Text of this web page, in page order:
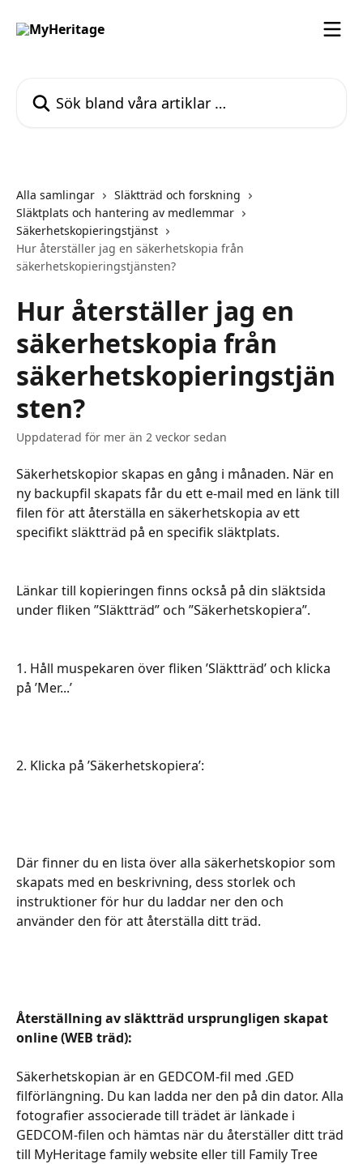
Alla samlingar
Släktträd och forskning
Släktplats och hantering av medlemmar
Säkerhetskopieringstjänst
Hur återställer jag en säkerhetskopia från
säkerhetskopieringstjänsten?
Hur återställer jag en
säkerhetskopia från
säkerhetskopieringstjän
sten?
Uppdaterad för mer än 2 veckor sedan
Säkerhetskopior skapas en gång i månaden. När en
ny backupfil skapats får du ett e-mail med en länk till
filen för att återställa en säkerhetskopia av ett
specifikt släktträd på en specifik släktplats.
Länkar till kopieringen finns också på din släktsida
under fliken ”Släktträd” och ”Säkerhetskopiera”.
1. Håll muspekaren över fliken ’Släktträd’ och klicka
på ’Mer...’
​​​​​​​​​​​2. Klicka på ’Säkerhetskopiera’:
Där finner du en lista över alla säkerhetskopior som
skapats med en beskrivning, dess storlek och
instruktioner för hur du laddar ner den och
använder den för att återställa ditt träd.
Återställning av släktträd ursprungligen skapat
online (WEB träd):
Säkerhetskopian är en GEDCOM-fil med .GED
filförlängning. Du kan ladda ner den på din dator. Alla
fotografier associerade till trädet är länkade i
GEDCOM-filen och hämtas när du återställer ditt träd
till MyHeritage family website eller till Family Tree